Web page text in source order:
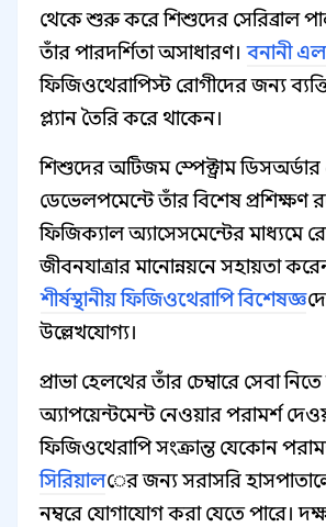
থেকে শুরু করে শিশুদের সেরিব্রাল
তাঁর পারদর্শিতা অসাধারণ। বনানী
ফিজিওথেরাপিস্ট রোগীদের জন্য
প্ল্যান তৈরি করে থাকেন।
শিশুদের অটিজম স্পেক্ট্রাম
ডেভেলপমেন্টে তাঁর বিশেষ প্রশিক্ষণ
ফিজিক্যাল অ্যাসেসমেন্টের মাধ্যমে
জীবনযাত্রার মানোন্নয়নে সহায়তা
শীর্ষস্থানীয় ফিজিওথেরাপি বিশেষজ্ঞ
উল্লেখযোগ্য।
প্রাভা হেলথের তাঁর চেম্বারে সেবা
অ্যাপয়েন্টমেন্ট নেওয়ার পরামর্শ
ফিজিওথেরাপি সংক্রান্ত যেকোন
সিরিয়ালের জন্য সরাসরি
নম্বরে যোগাযোগ করা যেতে পারে।